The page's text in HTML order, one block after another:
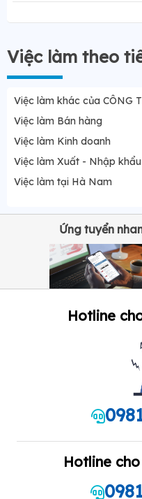
Việc làm theo
Việc làm khác của CÔNG
Việc làm Bán hàng
Việc làm Kinh doanh
Việc làm Xuất - Nhập
Việc làm tại Hà Nam
Ứng tuyển
Hotline
Hotline